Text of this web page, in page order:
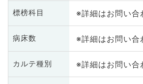
標榜科目 ※詳細はお問い合
病床数 ※詳細はお問い合
カルテ種別 ※詳細はお問い合